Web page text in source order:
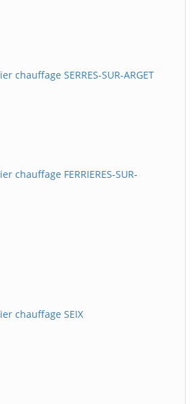
chauffage SERRES-SUR-ARGET
chauffage FERRIERES-SUR-
chauffage SEIX